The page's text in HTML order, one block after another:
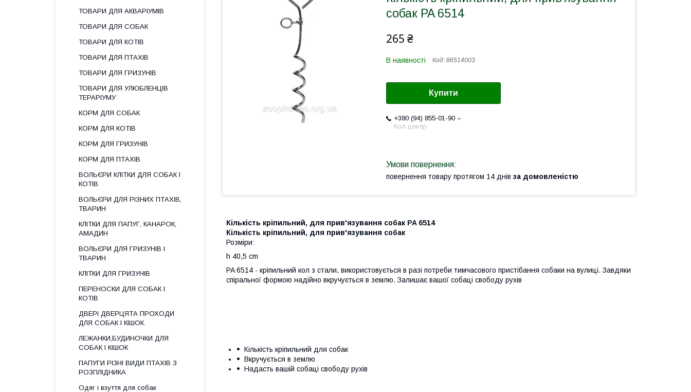
собак PA 6514
265 ₴
В наявності Код: 86514003
Купити
+380 (94) 855-01-90
Кол центр-
повернення товару протягом 14 днів за домовленістю
Кількість кріпильний, для прив'язування собак PA 6514
Кількість кріпильний, для прив'язування собак
Розміри:
h 40,5 cm
PA 6514 - кріпильний кол з стали, використовується в разі потреби тимчасового пристібання собаки на вулиці. Завдяки
спіральної формою надійно вкручується в землю. Залишає вашої собаці свободу рухів
Кількість кріпильний для собак
Вкручується в землю
Надасть вашій собаці свободу рухів
ТОВАРИ ДЛЯ АКВАРІУМІВ
ТОВАРИ ДЛЯ СОБАК
ТОВАРИ ДЛЯ КОТІВ
ТОВАРИ ДЛЯ ПТАХІВ
ТОВАРИ ДЛЯ ГРИЗУНІВ
ТОВАРИ ДЛЯ УЛЮБЛЕНЦІВ
ТЕРАРІУМУ
КОРМ ДЛЯ СОБАК
КОРМ ДЛЯ КОТІВ
КОРМ ДЛЯ ГРИЗУНІВ
КОРМ ДЛЯ ПТАХІВ
ВОЛЬЄРИ КЛІТКИ ДЛЯ СОБАК І
КОТІВ
ВОЛЬЄРИ ДЛЯ РІЗНИХ ПТАХІВ,
ТВАРИН
КЛІТКИ ДЛЯ ПАПУГ, КАНАРОК,
АМАДИН
ВОЛЬЄРИ ДЛЯ ГРИЗУНІВ І
ТВАРИН
КЛІТКИ ДЛЯ ГРИЗУНІВ
ПЕРЕНОСКИ ДЛЯ СОБАК І
КОТІВ
ДВЕРІ ДВЕРЦЯТА ПРОХОДИ
ДЛЯ СОБАК І КІШОК.
ЛЕЖАНКИ,БУДИНОЧКИ ДЛЯ
СОБАК І КІШОК
ПАПУГИ РІЗНІ ВИДИ ПТАХІВ З
РОЗПЛІДНИКА
Одяг і взуття для собак